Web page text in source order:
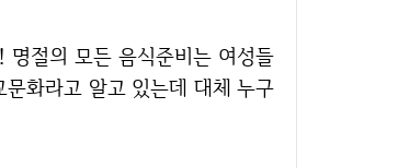
화라고 알고 있는데 대체 누구